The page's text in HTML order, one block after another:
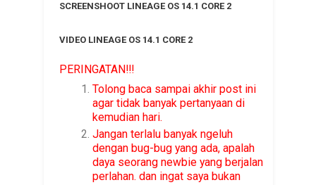
SCREENSHOOT LINEAGE OS 14.1 CORE 2
VIDEO LINEAGE OS 14.1 CORE 2
PERINGATAN!!!
Tolong baca sampai akhir post ini
agar tidak banyak pertanyaan di
kemudian hari.
Jangan terlalu banyak ngeluh
dengan bug-bug yang ada, apalah
daya seorang newbie yang berjalan
perlahan. dan ingat saya bukan